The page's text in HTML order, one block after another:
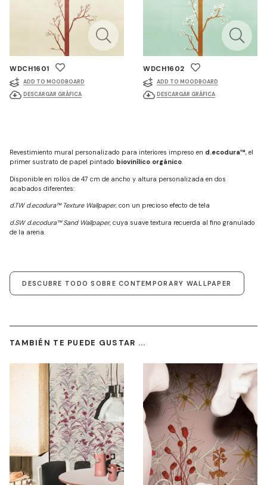
WDCH1601
ADD TO MOODBOARD
DESCARGAR GRÁFICA
WDCH1602
ADD TO MOODBOARD
DESCARGAR GRÁFICA
Revestimiento mural personalizado para interiores impreso en d.ecodura™, el
primer sustrato de papel pintado biovinílico orgánico.
Disponible en rollos de 47 cm de ancho y altura personalizada en dos
acabados diferentes:
d.TW d.ecodura™ Texture Wallpaper, con un precioso efecto de tela
d.SW d.ecodura™ Sand Wallpaper, cuya suave textura recuerda al fino granulado
de la arena.
DESCUBRE TODO SOBRE CONTEMPORARY WALLPAPER
TAMBIÉN TE PUEDE GUSTAR ...